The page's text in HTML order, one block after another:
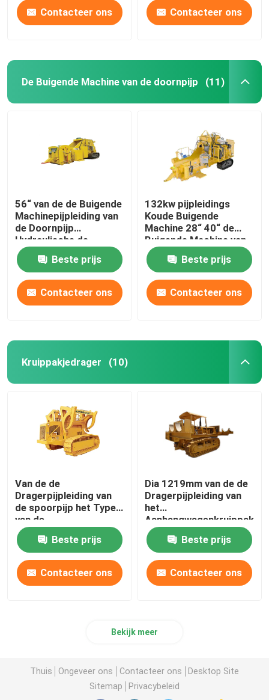
Contacteer ons Contacteer ons
De Buigende Machine van de doornpijp (11)
56“ van de de Buigende
Machinepijpleiding van
de Doornpijp
Hydraulische de
Doornbuigmachine
Beste prijs
Contacteer ons
132kw pijpleidings
Koude Buigende
Machine 28“ 40“ de
Buigende Machine van
de Doornbuis
Beste prijs
Contacteer ons
Kruippakjedrager (10)
Van de de
Dragerpijpleiding van
de spoorpijp het Type
van de
Machineskruippakje
Drageriso Goedkeuring
Beste prijs
Contacteer ons
Dia 1219mm van de de
Dragerpijpleiding van
het
Aanhangwagenkruippakje
de Bouwmateriaal
Beste prijs
Contacteer ons
Bekijk meer
Thuis Ongeveer ons Contacteer ons
Desktop Site
Sitemap
Privacybeleid